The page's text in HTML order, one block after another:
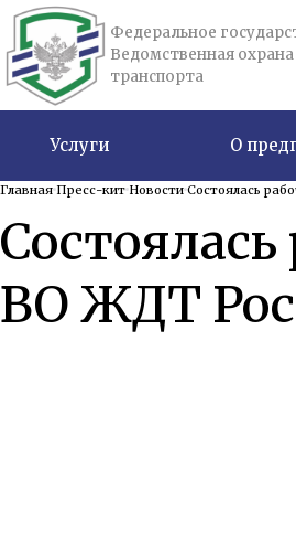
Федеральное
Ведомственная
транспорта
Услуги О
Главная Пресс-кит Новости Состоялась
ВО ЖДТ